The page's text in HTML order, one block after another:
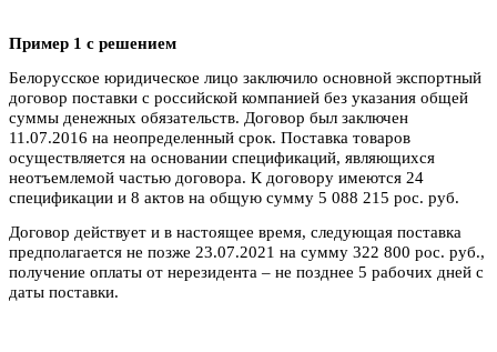
Пример 1 с решением
Белорусское юридическое лицо заключило основной экспортный
договор поставки с российской компанией без указания общей
суммы денежных обязательств. Договор был заключен
11.07.2016 на неопределенный срок. Поставка товаров
осуществляется на основании спецификаций, являющихся
неотъемлемой частью договора. К договору имеются 24
спецификации и 8 актов на общую сумму 5 088 215 рос. руб.
Договор действует и в настоящее время, следующая поставка
предполагается не позже 23.07.2021 на сумму 322 800 рос. руб.,
получение оплаты от нерезидента – не позднее 5 рабочих дней с
даты поставки.